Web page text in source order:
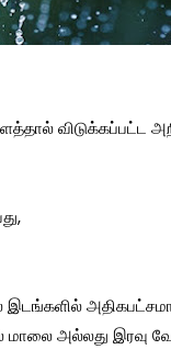
விடுக்கப்பட்ட
மாலை அல்லது இரவு